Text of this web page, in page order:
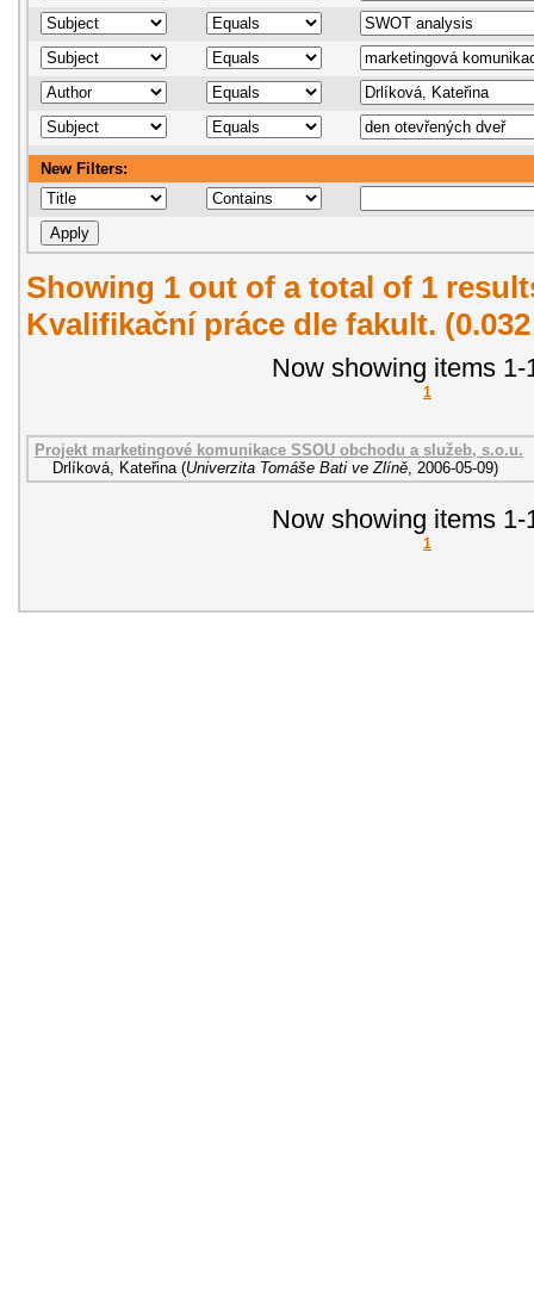
New Filters:
Showing 1 out of a total of 1
Kvalifikační práce dle fakult.
Now showing items 1-
1
Projekt marketingové komunikace SSOU obchodu a služeb, s.o.u.
Drlíková, Kateřina (Univerzita Tomáše Bati ve Zlíně 2006-05-09)
Now showing items 1-
1